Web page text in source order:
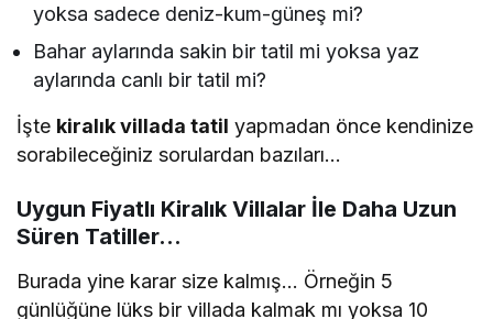
yoksa sadece deniz-kum-güneş mi?
Bahar aylarında sakin bir tatil mi yoksa yaz
aylarında canlı bir tatil mi?
İşte kiralık villada tatil yapmadan önce kendinize
sorabileceğiniz sorulardan bazıları…
Uygun Fiyatlı Kiralık Villalar İle Daha Uzun
Süren Tatiller…
Burada yine karar size kalmış… Örneğin 5
günlüğüne lüks bir villada kalmak mı yoksa 10